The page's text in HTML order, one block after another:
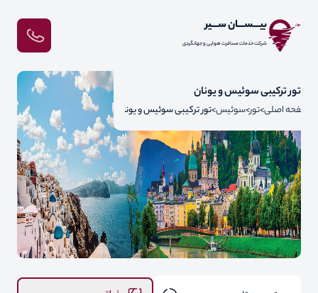
بیـــســـان ســـیر
شرکت خدمات مسافرت هوایی و جهانگردی
تور ترکیبی سوئیس و یونان
صفحه اصلی تور سوئیس تور ترکیبی سوئیس و یونان